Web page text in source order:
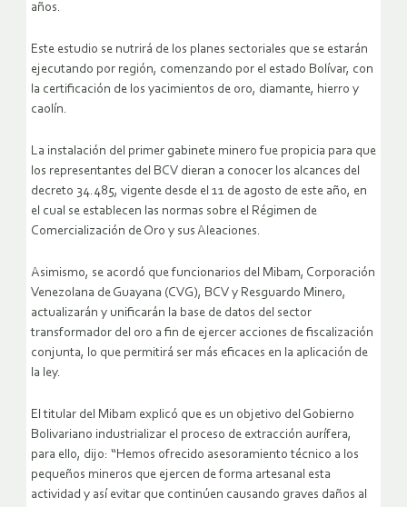
años.
Este estudio se nutrirá de los planes sectoriales que se estarán
ejecutando por región, comenzando por el estado Bolívar, con
la certificación de los yacimientos de oro, diamante, hierro y
caolín.
La instalación del primer gabinete minero fue propicia para que
los representantes del BCV dieran a conocer los alcances del
decreto 34.485, vigente desde el 11 de agosto de este año, en
el cual se establecen las normas sobre el Régimen de
Comercialización de Oro y sus Aleaciones.
Asimismo, se acordó que funcionarios del Mibam, Corporación
Venezolana de Guayana (CVG), BCV y Resguardo Minero,
actualizarán y unificarán la base de datos del sector
transformador del oro a fin de ejercer acciones de fiscalización
conjunta, lo que permitirá ser más eficaces en la aplicación de
la ley.
El titular del Mibam explicó que es un objetivo del Gobierno
Bolivariano industrializar el proceso de extracción aurífera,
para ello, dijo: “Hemos ofrecido asesoramiento técnico a los
pequeños mineros que ejercen de forma artesanal esta
actividad y así evitar que continúen causando graves daños al